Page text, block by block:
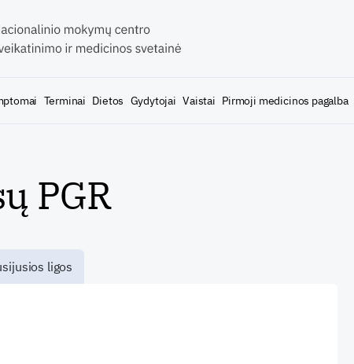
Terminai Dietos Gydytojai Vaistai Pirmoji medicinos pagalba
PGR
ligos